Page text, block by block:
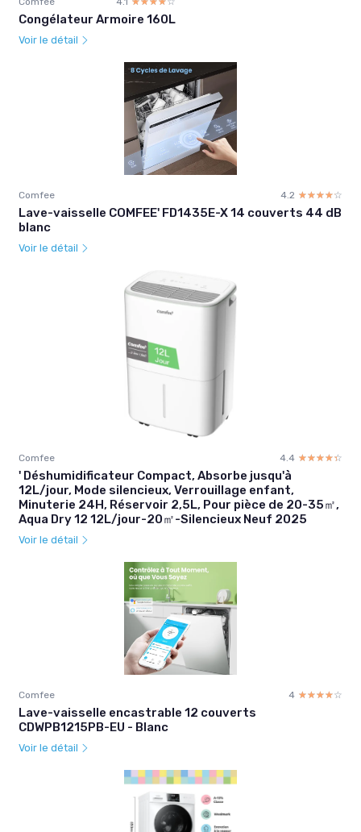
Congélateur Armoire 160L
Voir le détail
Comfee 4.2 ☆☆☆☆☆
★★★★★
Lave-vaisselle COMFEE' FD1435E-X 14 couverts 44 dB
blanc
Voir le détail
Comfee 4.4 ☆☆☆☆☆
★★★★★
' Déshumidificateur Compact, Absorbe jusqu'à
12L/jour, Mode silencieux, Verrouillage enfant,
Minuterie 24H, Réservoir 2,5L, Pour pièce de 20-35㎡,
Aqua Dry 12 12L/jour-20㎡-Silencieux Neuf 2025
Voir le détail
Comfee 4 ☆☆☆☆☆
★★★★★
Lave-vaisselle encastrable 12 couverts
CDWPB1215PB-EU - Blanc
Voir le détail